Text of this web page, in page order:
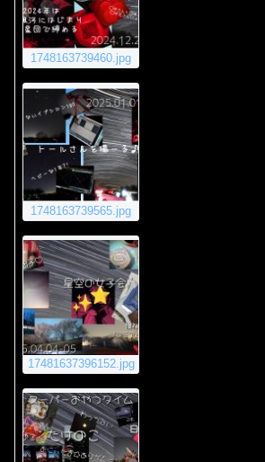
1748163739460.jpg
1748163739565.jpg
17481637396152.jpg